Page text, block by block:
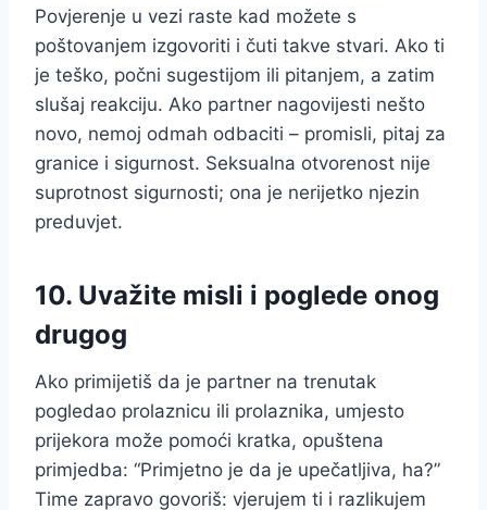
Povjerenje u vezi raste kad možete s
poštovanjem izgovoriti i čuti takve stvari. Ako ti
je teško, počni sugestijom ili pitanjem, a zatim
slušaj reakciju. Ako partner nagovijesti nešto
novo, nemoj odmah odbaciti – promisli, pitaj za
granice i sigurnost. Seksualna otvorenost nije
suprotnost sigurnosti; ona je nerijetko njezin
preduvjet.
10. Uvažite misli i poglede onog
drugog
Ako primijetiš da je partner na trenutak
pogledao prolaznicu ili prolaznika, umjesto
prijekora može pomoći kratka, opuštena
primjedba: “Primjetno je da je upečatljiva, ha?”
Time zapravo govoriš: vjerujem ti i razlikujem